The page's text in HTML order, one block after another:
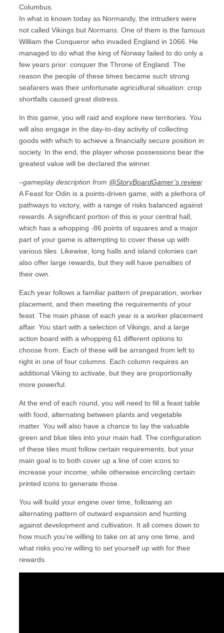
Columbus.
In what is known today as Normandy, the intruders were
not called Vikings but Normans . One of them is the famous
William the Conqueror who invaded England in 1066. He
managed to do what the king of Norway failed to do only a
few years prior: conquer the Throne of England. The
reason the people of these times became such strong
seafarers was their unfortunate agricultural situation: crop
shortfalls caused great distress.
In this game, you will raid and explore new territories. You
will also engage in the day-to-day activity of collecting
goods with which to achieve a financially secure position in
society. In the end, the player whose possessions bear the
greatest value will be declared the winner.
–gameplay description from @StoryBoardGamer’s review:
A Feast for Odin is a points-driven game, with a plethora of
pathways to victory, with a range of risks balanced against
rewards. A significant portion of this is your central hall,
which has a whopping -86 points of squares and a major
part of your game is attempting to cover these up with
various tiles. Likewise, long halls and island colonies can
also offer large rewards, but they will have penalties of
their own.
Each year follows a familiar pattern of preparation, worker
placement, and then meeting the requirements of your
feast. The main phase of each year is a worker placement
affair. You start with a selection of Vikings, and a large
action board with a whopping 61 different options to
choose from. Each of these will be arranged from left to
right in one of four columns. Each column requires an
additional Viking to activate, but they are proportionally
more powerful.
At the end of each round, you will need to fill a feast table
with food, alternating between plants and vegetable
matter. You will also have a chance to lay the valuable
green and blue tiles into your main hall. The configuration
of these tiles must follow certain requirements, but your
main goal is to both cover up a line of coin icons to
increase your income, while otherwise encircling certain
printed icons to generate those.
You will build your engine over time, following an
alternating pattern of outward expansion and hunting
against development and cultivation. It all comes down to
how much you’re willing to take on at any one time, and
what risks you’re willing to set yourself up with for their
rewards.